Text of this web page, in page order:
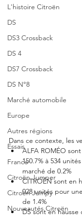
L'histoire Citroën
DS
DS3 Crossback
DS 4
DS7 Crossback
DS N°8
Marché automobile
Europe
Autres régions
Essais
France
Citroën Jumper
Citroën Jumpy
Nouveautés Citroën
Dans ce contexte, les
ALFA ROMÉO
150.7% à 534
marché de 0.2%
CITROËN sont en
028 unités pour
de 1.4%
DS sont en hausse